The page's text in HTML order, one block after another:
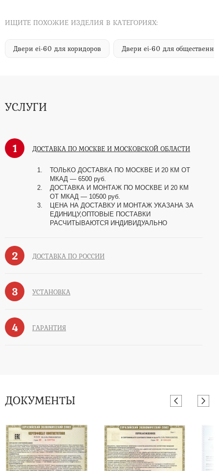
ИЩИТЕ ПОХОЖИЕ ИЗДЕЛИЯ В КАТЕГОРИЯХ:
Двери ei-60 для коридоров Двери ei-60 для
УСЛУГИ
1 ДОСТАВКА ПО МОСКВЕ И МОСКОВСКОЙ ОБЛАСТИ
ТОЛЬКО ДОСТАВКА ПО МОСКВЕ И 20 КМ ОТ
МКАД — 6500 руб.
ДОСТАВКА И МОНТАЖ ПО МОСКВЕ И 20 КМ
ОТ МКАД — 10500 руб.
ЦЕНА НА ДОСТАВКУ И МОНТАЖ УКАЗАНА ЗА
ЕДИНИЦУ,ОПТОВЫЕ ПОСТАВКИ
РАСЧИТЫВАЮТСЯ ИНДИВИДУАЛЬНО
2 ДОСТАВКА ПО РОССИИ
3 УСТАНОВКА
4 ГАРАНТИЯ
ДОКУМЕНТЫ